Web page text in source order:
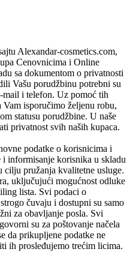
Alexandar-cosmetics.com,
Cenovnicima i Online
sa dokumentom o privatnosti
Vašu porudžbinu potrebni su
mail i telefon. Uz pomoć tih
Vam isporučimo željenu robu,
statusu porudžbine. U naše
privatnost svih naših kupaca.
podatke o korisnicima i
i informisanje korisnika u skladu
pružanja kvalitetne usluge.
uključujući mogućnost odluke
lista. Svi podaci o
čuvaju i dostupni su samo
za obavljanje posla. Svi
su za poštovanje načela
da prikupljene podatke ne
ih prosleđujemo trećim licima.